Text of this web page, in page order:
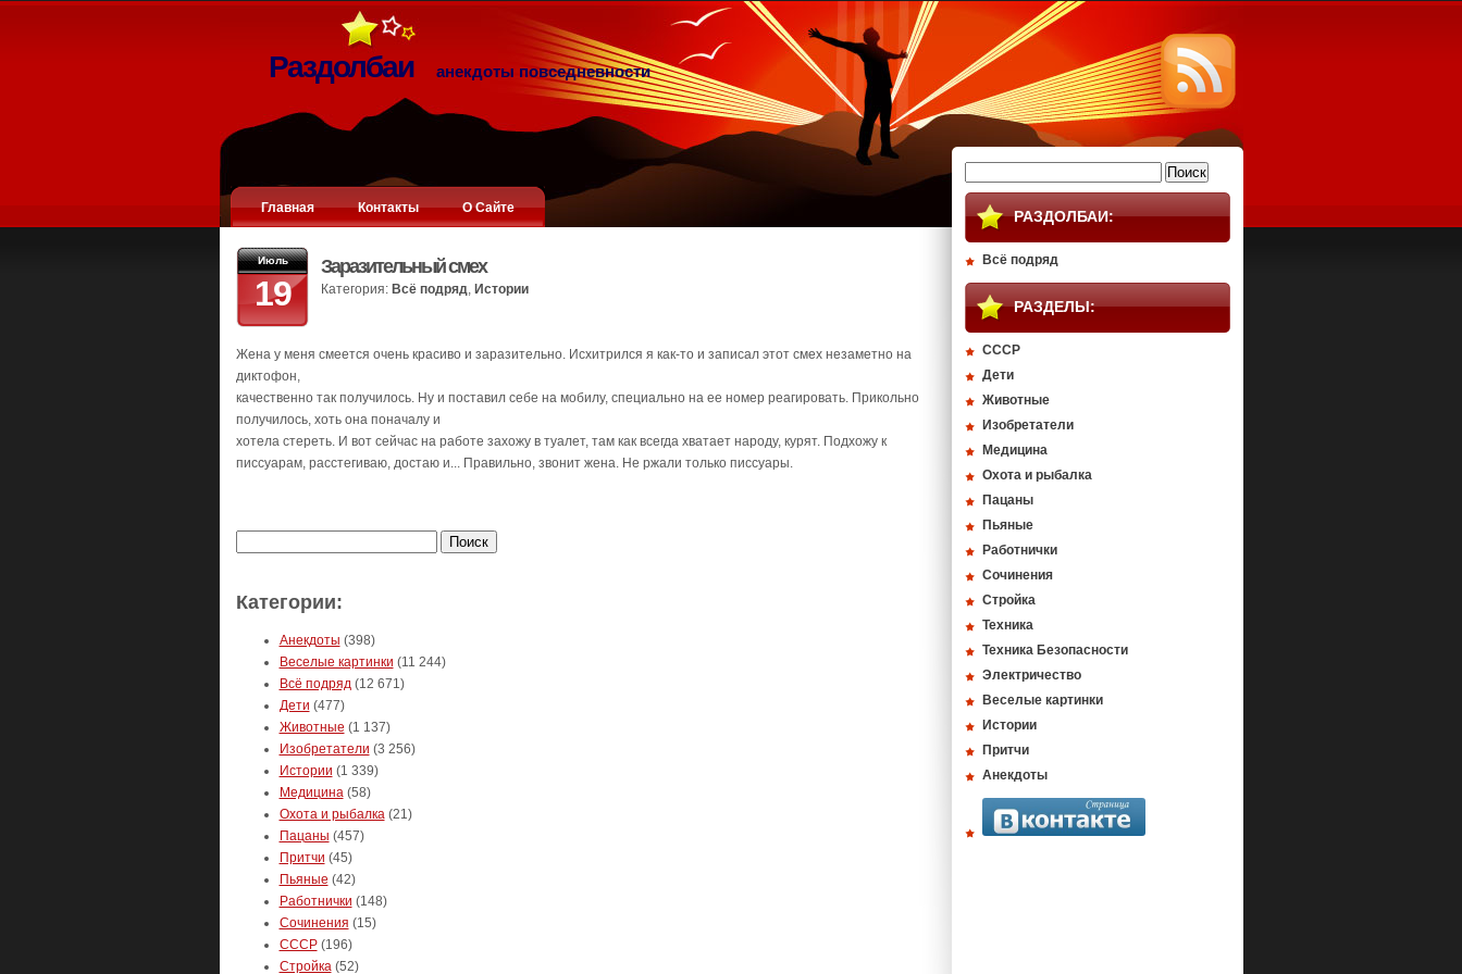
Раздолбаи анекдоты повседневности
Главная Контакты О Сайте
Июль
19
Заразительный смех
Категория: Всё подряд, Истории
Жена у меня смеется очень красиво и заразительно. Исхитрился я как-то и записал этот смех незаметно на
диктофон,
качественно так получилось. Ну и поставил себе на мобилу, специально на ее номер реагировать. Прикольно
получилось, хоть она поначалу и
хотела стереть. И вот сейчас на работе захожу в туалет, там как всегда хватает народу, курят. Подхожу к
писсуарам, расстегиваю, достаю и... Правильно, звонит жена. Не ржали только писсуары.
Категории:
Анекдоты (398)
Веселые картинки (11 244)
Всё подряд(12 671)
Дети (477)
Животные (1 137)
Изобретатели (3 256)
Истории (1 339)
Медицина(58)
Охота и рыбалка(21)
Пацаны (457)
Притчи (45)
Пьяные (42)
Работнички (148)
Сочинения (15)
СССР(196)
Стройка(52)
РАЗДОЛБАИ:
Всё подряд
РАЗДЕЛЫ:
СССР
Дети
Животные
Изобретатели
Медицина
Охота и рыбалка
Пацаны
Пьяные
Работнички
Сочинения
Стройка
Техника
Техника Безопасности
Электричество
Веселые картинки
Истории
Притчи
Анекдоты